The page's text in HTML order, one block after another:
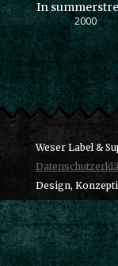
In
2000
Weser Label &
Design,